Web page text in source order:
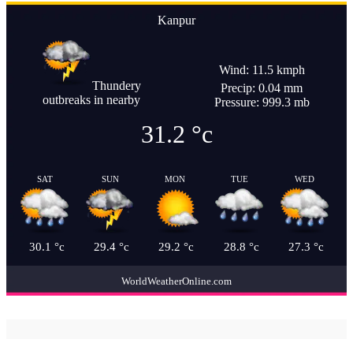
Kanpur
Thundery
outbreaks in nearby
Wind: 11.5 kmph
Precip: 0.04 mm
Pressure: 999.3 mb
31.2 °c
SAT
30.1 °c
SUN
29.4 °c
MON
29.2 °c
TUE
28.8 °c
WED
27.3 °c
WorldWeatherOnline.com